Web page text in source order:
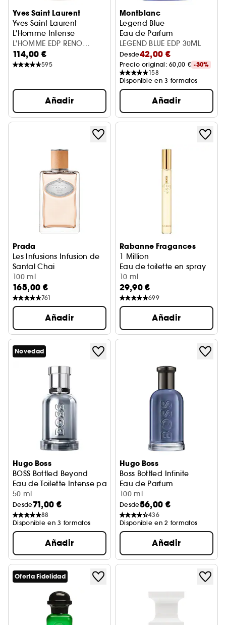
Yves Saint Laurent
Yves Saint Laurent
L'Homme Intense
Eau de parfum
L'HOMME EDP RENO
INTENSE 100ML
114,00 €
595
Añadir
Montblanc
Legend Blue
Eau de Parfum
LEGEND BLUE EDP 30ML
Desde42,00 €
Precio original: 60,00 € -30%
158
Disponible en 3 formatos
Añadir
Prada
Les Infusions Infusion de
Santal Chai
Eau de Parfum
100 ml
165,00 €
761
Añadir
Rabanne Fragances
1 Million
Eau de toilette en spray
10 ml
29,90 €
699
Añadir
Novedad
Hugo Boss
BOSS Bottled Beyond
Eau de Toilette Intense para hombre
50 ml
Desde71,00 €
88
Disponible en 3 formatos
Añadir
Hugo Boss
Boss Bottled Infinite
Eau de Parfum
100 ml
Desde56,00 €
436
Disponible en 2 formatos
Añadir
Oferta Fidelidad